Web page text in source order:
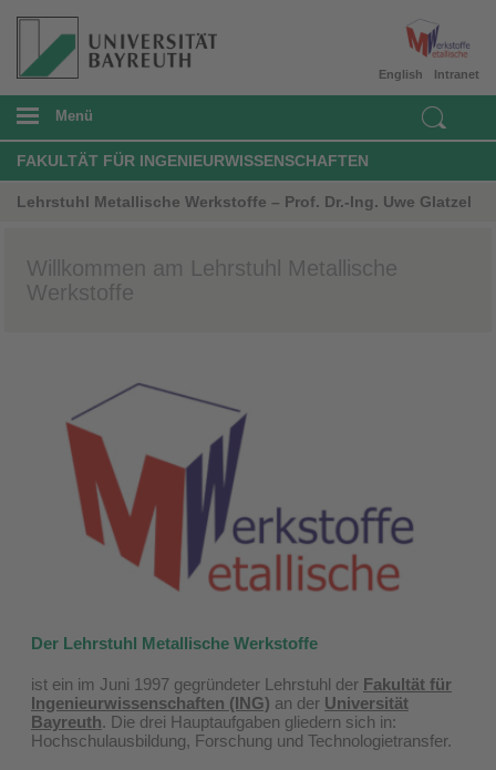
Intranet
English
Menü
FAKULTÄT FÜR INGENIEURWISSENSCHAFTEN
Lehrstuhl Metallische Werkstoffe – Prof. Dr.-Ing. Uwe Glatzel
Willkommen am Lehrstuhl Metallische
Werkstoffe
Der Lehrstuhl Metallische Werkstoffe
ist ein im Juni 1997 gegründeter Lehrstuhl der Fakultät für
Ingenieurwissenschaften (ING) an der Universität
Bayreuth. Die drei Hauptaufgaben gliedern sich in:
Hochschulausbildung, Forschung und Technologietransfer.